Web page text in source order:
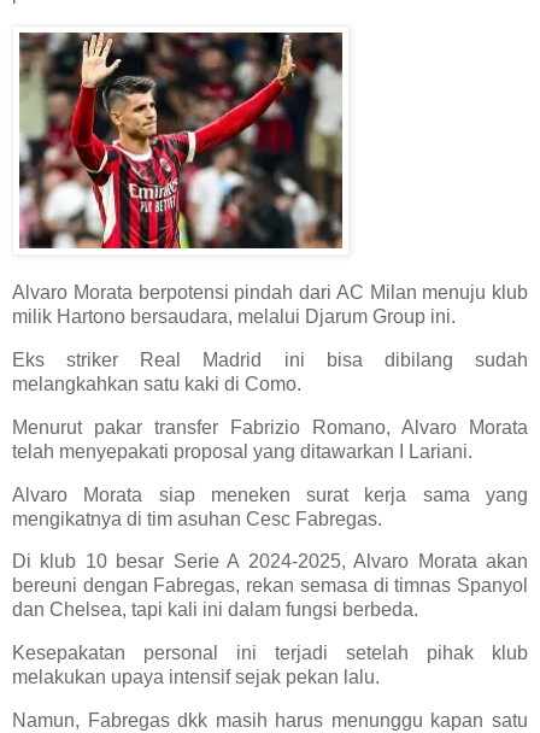
Alvaro Morata berpotensi pindah dari AC Milan menuju klub
milik Hartono bersaudara, melalui Djarum Group ini.
Eks striker Real Madrid ini bisa dibilang sudah
melangkahkan satu kaki di Como.
Menurut pakar transfer Fabrizio Romano, Alvaro Morata
telah menyepakati proposal yang ditawarkan I Lariani.
Alvaro Morata siap meneken surat kerja sama yang
mengikatnya di tim asuhan Cesc Fabregas.
Di klub 10 besar Serie A 2024-2025, Alvaro Morata akan
bereuni dengan Fabregas, rekan semasa di timnas Spanyol
dan Chelsea, tapi kali ini dalam fungsi berbeda.
Kesepakatan personal ini terjadi setelah pihak klub
melakukan upaya intensif sejak pekan lalu.
Namun, Fabregas dkk masih harus menunggu kapan satu